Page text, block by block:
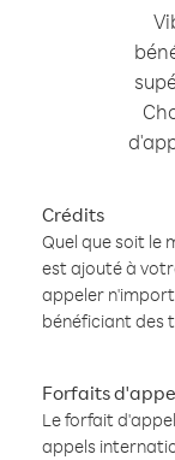
Crédits
Quel que soit le
est ajouté à
appeler
bénéficiant des
Forfaits
Le forfait
appels